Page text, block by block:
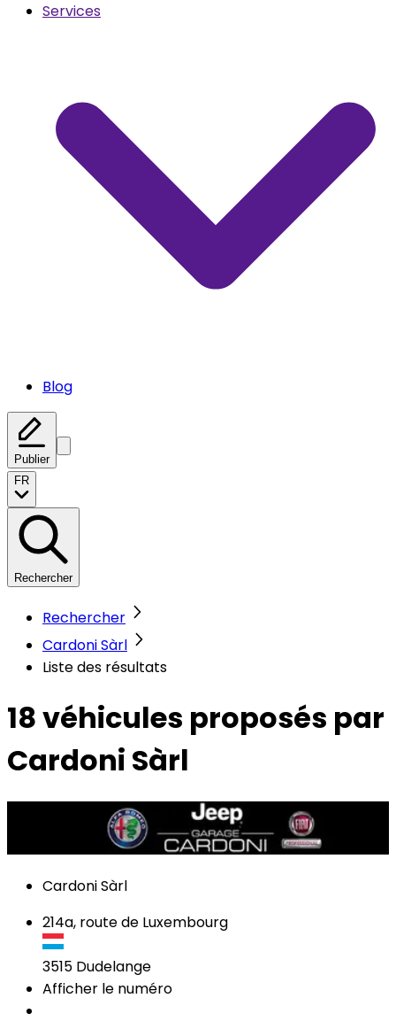
Services
Blog
Publier
FR
Rechercher
Rechercher
Cardoni Sàrl
Liste des résultats
18 véhicules proposés par
Cardoni Sàrl
Cardoni Sàrl
214a, route de Luxembourg
3515 Dudelange
Afficher le numéro